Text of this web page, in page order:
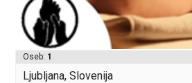
Oseb: 1
Ljubljana, Slovenija